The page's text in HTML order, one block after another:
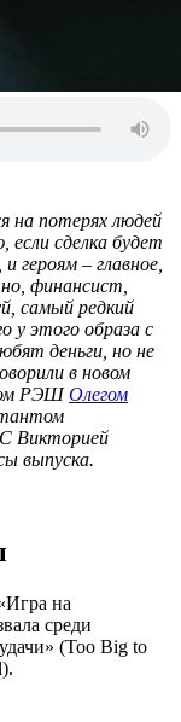
потерях людей
сделка будет
героям – главное,
финансист,
самый редкий
у этого образа с
деньги, но не
в новом
РЭШОлегом
Викторией
выпуска.
на
среди
(Too Big to